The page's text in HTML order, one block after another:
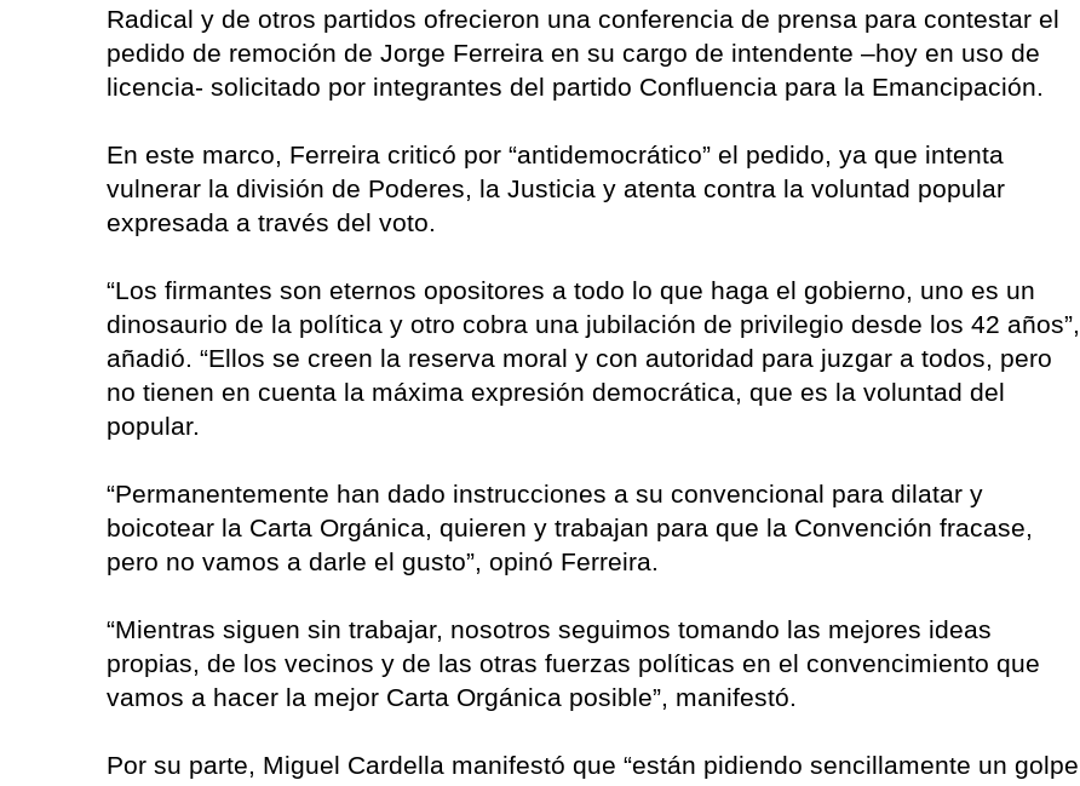
Radical y de otros partidos ofrecieron una conferencia de prensa para contestar el
pedido de remoción de Jorge Ferreira en su cargo de intendente –hoy en uso de
licencia- solicitado por integrantes del partido Confluencia para la Emancipación.
En este marco, Ferreira criticó por “antidemocrático” el pedido, ya que intenta
vulnerar la división de Poderes, la Justicia y atenta contra la voluntad popular
expresada a través del voto.
“Los firmantes son eternos opositores a todo lo que haga el gobierno, uno es un
dinosaurio de la política y otro cobra una jubilación de privilegio desde los 42 años”,
añadió. “Ellos se creen la reserva moral y con autoridad para juzgar a todos, pero
no tienen en cuenta la máxima expresión democrática, que es la voluntad del
popular.
“Permanentemente han dado instrucciones a su convencional para dilatar y
boicotear la Carta Orgánica, quieren y trabajan para que la Convención fracase,
pero no vamos a darle el gusto”, opinó Ferreira.
“Mientras siguen sin trabajar, nosotros seguimos tomando las mejores ideas
propias, de los vecinos y de las otras fuerzas políticas en el convencimiento que
vamos a hacer la mejor Carta Orgánica posible”, manifestó.
Por su parte, Miguel Cardella manifestó que “están pidiendo sencillamente un golpe